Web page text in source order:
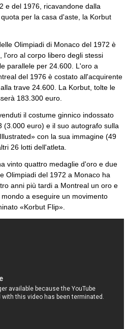
e del 1976, ricavandone dalla
per la casa d'aste, la Korbut
Olimpiadi di Monaco del 1972 è
l'oro al corpo libero degli stessi
parallele per 24.600. L'oro a
del 1976 è costato all'acquirente
trave 24.600. La Korbut, tolte le
183.300 euro.
il costume ginnico indossato
(3.000 euro) e il suo autografo sulla
con la sua immagine (49
26 lotti dell'atleta.
vinto quattro medaglie d'oro e due
Olimpiadi del 1972 a Monaco ha
anni più tardi a Montreal un oro e
a eseguire un movimento
«Korbut Flip».